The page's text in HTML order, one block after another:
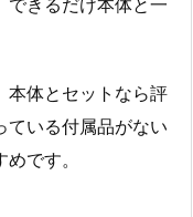
本体とセットなら評
ている付属品がない
です。